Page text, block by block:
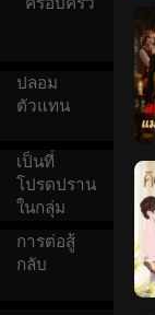
ปลอม
ตัวแทน
เป็นที่
โปรดปราน
ในกลุ่ม
การต่อสู้
กลับ